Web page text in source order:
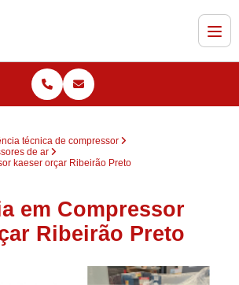
técnica de compressor
de ar
kaeser orçar Ribeirão Preto
em Compressor
Ribeirão Preto